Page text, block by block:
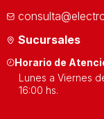
una variedad de
adaptarse a tus
Ya sea que estés
vigilar tu hogar
Sucursales
Horario de
Lunes a Viernes
16:00 hs.